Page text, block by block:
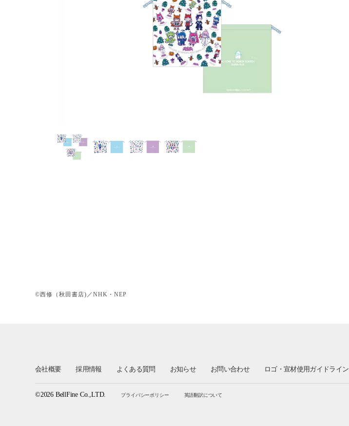
©西修（秋田書店)／NHK・NEP
会社概要 採用情報 よくある質問 お知らせ お問い合わせ ロゴ・宣材使用ガイドライン
©2026 BellFine Co.,LTD. プライバシーポリシー 英語翻訳について